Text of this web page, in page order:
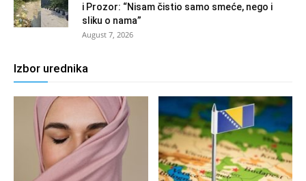
i Prozor: “Nisam čistio samo smeće, nego i
sliku o nama”
August 7, 2026
Izbor urednika